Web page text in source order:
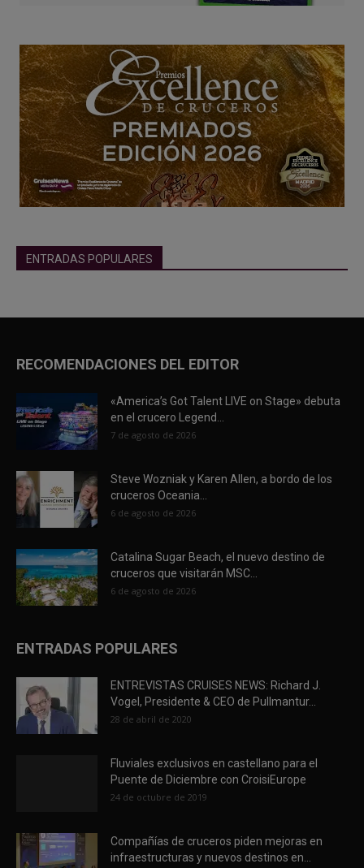
ENTRADAS POPULARES
RECOMENDACIONES DEL EDITOR
«America’s Got Talent LIVE on Stage» debuta
en el crucero Legend...
7 de agosto de 2026
Steve Wozniak y Karen Allen, a bordo de los
cruceros Oceania...
6 de agosto de 2026
Catalina Sugar Beach, el nuevo destino de
cruceros que visitarán MSC...
6 de agosto de 2026
ENTRADAS POPULARES
ENTREVISTAS CRUISES NEWS: Richard J.
Vogel, Presidente & CEO de Pullmantur...
28 de abril de 2020
Fluviales exclusivos en castellano para el
Puente de Diciembre con CroisiEurope
24 de octubre de 2019
Compañías de cruceros piden mejoras en
infraestructuras y nuevos destinos en...